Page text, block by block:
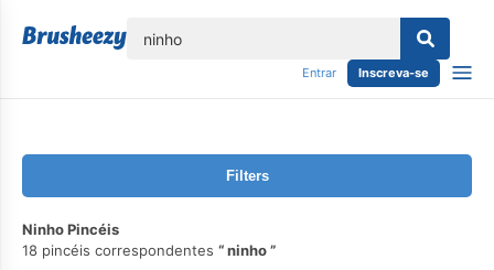
Entrar Inscreva-se
Filters
Ninho Pincéis
18 pincéis correspondentes
ninho